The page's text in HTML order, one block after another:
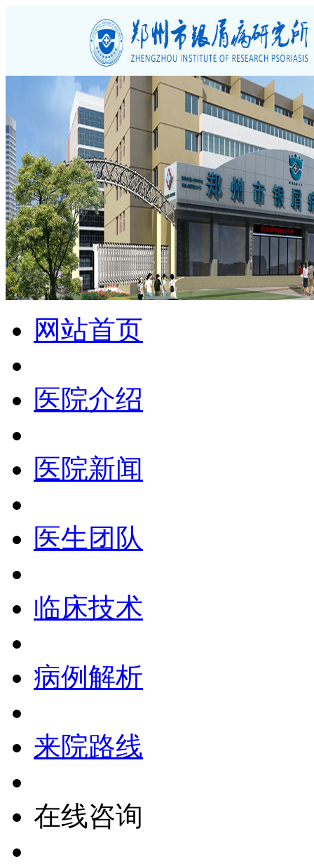
网站首页
医院介绍
医院新闻
医生团队
临床技术
病例解析
来院路线
在线咨询